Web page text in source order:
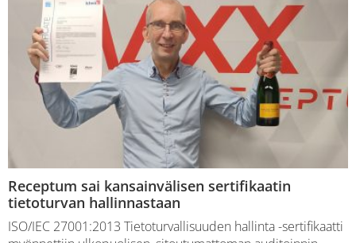
Receptum sai kansainvälisen sertifikaatin
tietoturvan hallinnastaan
ISO/IEC 27001:2013 Tietoturvallisuuden hallinta -sertifikaatti